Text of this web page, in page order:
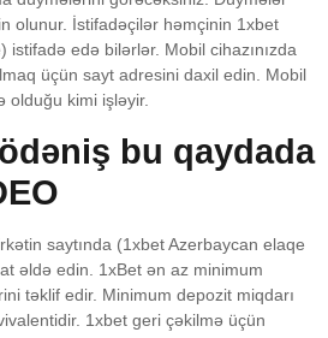
olunur. İstifadəçilər həmçinin 1xbet
istifadə edə bilərlər. Mobil cihazınızda
üçün sayt adresini daxil edin. Mobil
olduğu kimi işləyir.
bu qaydada
saytında (1xbet Azerbaycan elaqe
əldə edin. 1xBet ən az minimum
təklif edir. Minimum depozit miqdarı
1xbet geri çəkilmə üçün